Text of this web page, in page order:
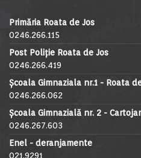
Primăria Roata de Jos
0246.266.115
Post Poliție Roata de Jos
0246.266.419
Școala Gimnaziala nr.1 - Roata
0246.266.062
Școala Gimnazială nr. 2 -
0246.267.603
Enel - deranjamente
021.9291